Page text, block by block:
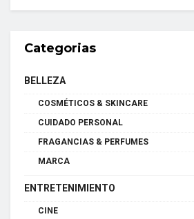
Categorias
BELLEZA
COSMÉTICOS & SKINCARE
CUIDADO PERSONAL
FRAGANCIAS & PERFUMES
MARCA
ENTRETENIMIENTO
CINE